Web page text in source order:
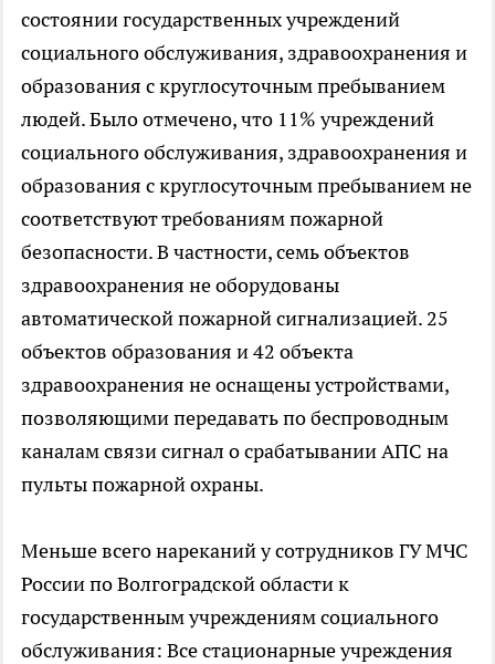
состоянии государственных учреждений
социального обслуживания, здравоохранения и
образования с круглосуточным пребыванием
людей. Было отмечено, что 11% учреждений
социального обслуживания, здравоохранения и
образования с круглосуточным пребыванием не
соответствуют требованиям пожарной
безопасности. В частности, семь объектов
здравоохранения не оборудованы
автоматической пожарной сигнализацией. 25
объектов образования и 42 объекта
здравоохранения не оснащены устройствами,
позволяющими передавать по беспроводным
каналам связи сигнал о срабатывании АПС на
пульты пожарной охраны.
Меньше всего нареканий у сотрудников ГУ МЧС
России по Волгоградской области к
государственным учреждениям социального
обслуживания: Все стационарные учреждения